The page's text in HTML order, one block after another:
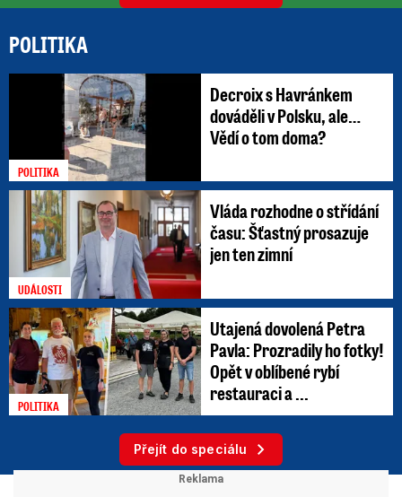
POLITIKA
POLITIKA
Decroix s Havránkem
dováděli v Polsku, ale…
Vědí o tom doma?
UDÁLOSTI
Vláda rozhodne o střídání
času: Šťastný prosazuje
jen ten zimní
POLITIKA
Utajená dovolená Petra
Pavla: Prozradily ho fotky!
Opět v oblíbené rybí
restauraci a ...
Přejít do speciálu